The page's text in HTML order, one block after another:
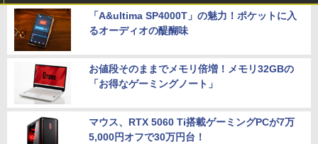
「A&ultima SP4000T」の魅力！ポケットに入
るオーディオの醍醐味
お値段そのままでメモリ倍増！メモリ32GBの
「お得なゲーミングノート」
マウス、RTX 5060 Ti搭載ゲーミングPCが7万
5,000円オフで30万円台！